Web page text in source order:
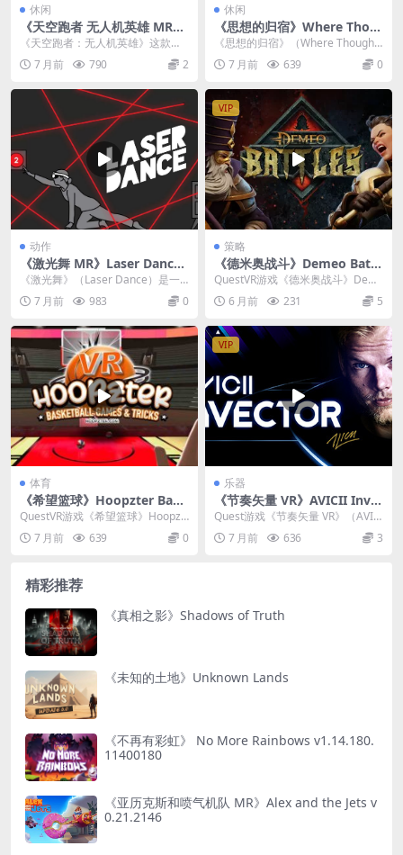
休闲
《天空跑者 无人机英雄 MR》
Sky Runner Drone Hero v1.
1.467.467
《天空跑者：无人机英雄》这款游
戏巧妙地将无人机飞行与跑酷运动
结合在一起，提供了独...
7 月前 790 2
休闲
《思想的归宿》Where Thou
ghts Go v1.26.38
《思想的归宿》（Where Thoughts
Go）是一款非常特别的VR社交体
验...7 月前 639 0
动作
《激光舞 MR》Laser Dance
v0.9.0.724
《激光舞》（Laser Dance）是一
款非常有创意的混合现实（MR）游
戏，它能...
7 月前 983 0
VIP
策略
《德米奥战斗》Demeo Battl
es
QuestVR游戏《德米奥战斗》Dem
eo Battles 是一款将经典桌游玩法...
6 月前 231 5
体育
《希望篮球》Hoopzter Bask
etball v1.39.170
QuestVR游戏《希望篮球》Hoopzt
er Basketball 是一款Me...
7 月前 639 0
VIP
乐器
《节奏矢量 VR》AVICII Inve
ctor v1.58
Quest游戏《节奏矢量 VR》（AVIC
II Invector）是一款致敬已故...
7 月前 636 3
精彩推荐
《真相之影》Shadows of Truth
《未知的土地》Unknown Lands
《不再有彩虹》 No More Rainbows v1.14.180.
11400180
《亚历克斯和喷气机队 MR》Alex and the Jets v
0.21.2146